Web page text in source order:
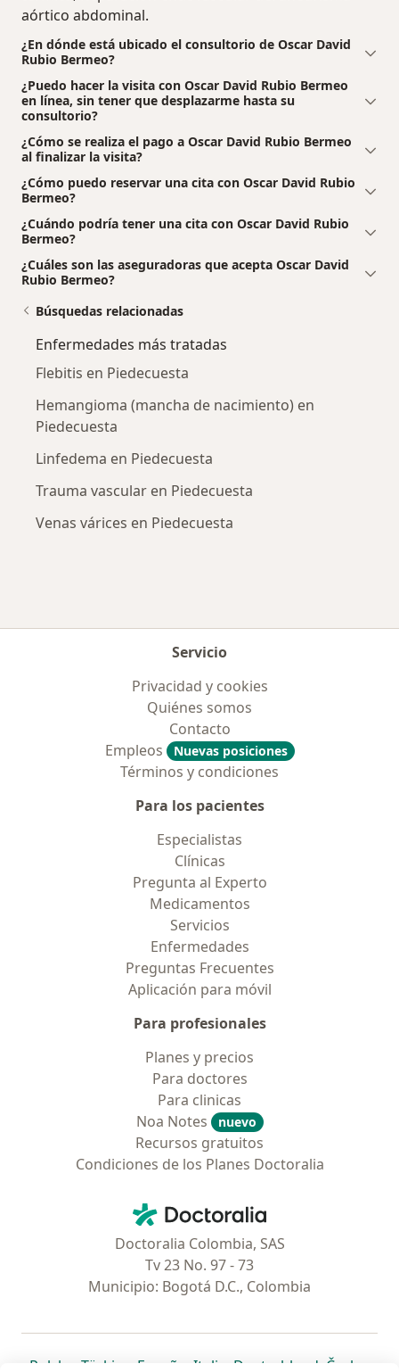
aórtico abdominal.
¿En dónde está ubicado el consultorio de Oscar David
Rubio Bermeo?
¿Puedo hacer la visita con Oscar David Rubio Bermeo
en línea, sin tener que desplazarme hasta su
consultorio?
¿Cómo se realiza el pago a Oscar David Rubio Bermeo
al finalizar la visita?
¿Cómo puedo reservar una cita con Oscar David Rubio
Bermeo?
¿Cuándo podría tener una cita con Oscar David Rubio
Bermeo?
¿Cuáles son las aseguradoras que acepta Oscar David
Rubio Bermeo?
Búsquedas relacionadas
Enfermedades más tratadas
Flebitis en Piedecuesta
Hemangioma (mancha de nacimiento) en
Piedecuesta
Linfedema en Piedecuesta
Trauma vascular en Piedecuesta
Venas várices en Piedecuesta
Servicio
Privacidad y cookies
Quiénes somos
Contacto
Empleos
Nuevas posiciones
Términos y condiciones
Para los pacientes
Especialistas
Clínicas
Pregunta al Experto
Medicamentos
Servicios
Enfermedades
Preguntas Frecuentes
Aplicación para móvil
Para profesionales
Planes y precios
Para doctores
Para clinicas
Noa Notes
nuevo
Recursos gratuitos
Condiciones de los Planes Doctoralia
Doctoralia - Página de inicio
Doctoralia Colombia, SAS
Tv 23 No. 97 - 73
Municipio: Bogotá D.C., Colombia
Polska se abre en una nueva pestaña
Türkiye se abre en una nueva pestaña
España se abre en una nueva pestaña
Italia se abre en una nueva
Deutschlandse abre en
Česko